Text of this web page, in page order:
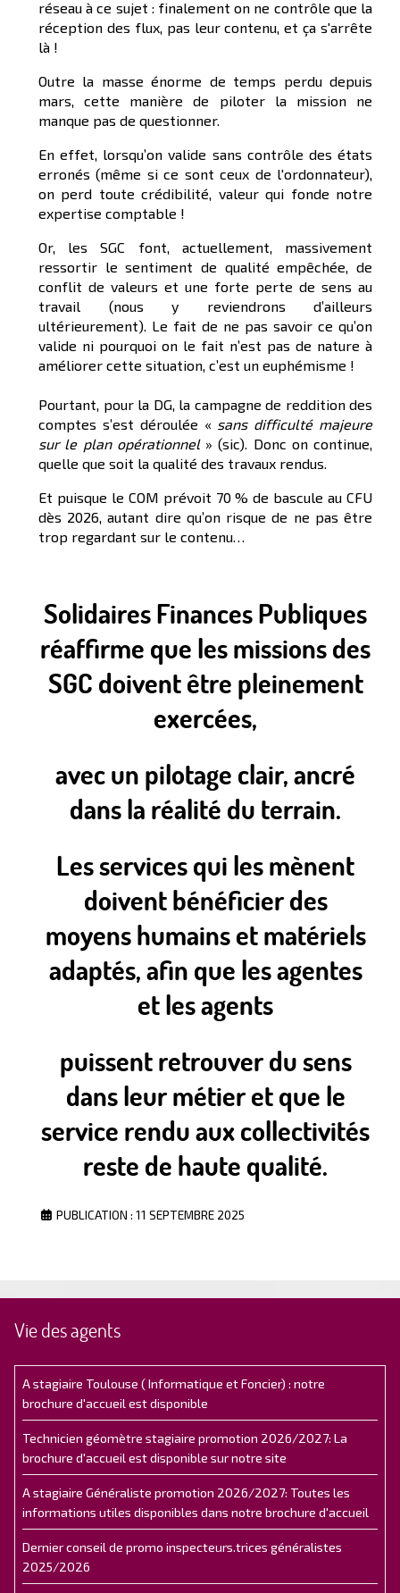
réseau à ce sujet : finalement on ne contrôle que la
réception des flux, pas leur contenu, et ça s'arrête
là !
Outre la masse énorme de temps perdu depuis
mars, cette manière de piloter la mission ne
manque pas de questionner.
En effet, lorsqu’on valide sans contrôle des états
erronés (même si ce sont ceux de l'ordonnateur),
on perd toute crédibilité, valeur qui fonde notre
expertise comptable !
Or, les SGC font, actuellement, massivement
ressortir le sentiment de qualité empêchée, de
conflit de valeurs et une forte perte de sens au
travail (nous y reviendrons d’ailleurs
ultérieurement). Le fait de ne pas savoir ce qu’on
valide ni pourquoi on le fait n’est pas de nature à
améliorer cette situation, c’est un euphémisme !
Pourtant, pour la DG, la campagne de reddition des
comptes s’est déroulée « sans difficulté majeure
sur leplan opérationnel » (sic). Donc on continue,
quelle que soit la qualité des travaux rendus.
Et puisque le COM prévoit 70 % de bascule au CFU
dès 2026, autant dire qu’on risque de ne pas être
trop regardant sur le contenu…
Solidaires Finances Publiques
réaffirme que les missions des
SGC doivent être pleinement
exercées,
avec un pilotage clair, ancré
dans la réalité du terrain.
Les services qui les mènent
doivent bénéficier des
moyens humains et matériels
adaptés, afin que les agentes
et les agents
puissent retrouver du sens
dans leur métier et que le
service rendu aux collectivités
reste de haute qualité.
PUBLICATION : 11 SEPTEMBRE 2025
Vie des agents
A stagiaire Toulouse ( Informatique et Foncier) : notre
brochure d'accueil est disponible
Technicien géomètre stagiaire promotion 2026/2027: La
brochure d'accueil est disponible sur notre site
A stagiaire Généraliste promotion 2026/2027: Toutes les
informations utiles disponibles dans notre brochure d'accueil
Dernier conseil de promo inspecteurs.trices généralistes
2025/2026